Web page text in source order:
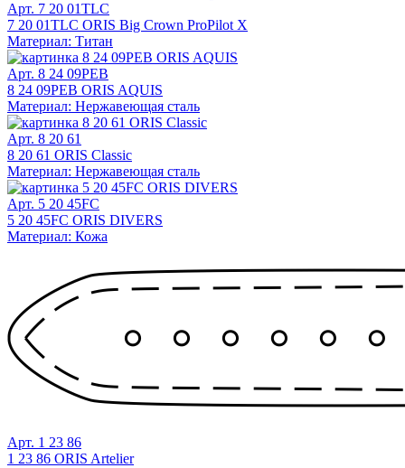
Арт. 7 20 01TLC
7 20 01TLC ORIS Big Crown ProPilot X
Материал: Титан
Арт. 8 24 09PEB
8 24 09PEB ORIS AQUIS
Материал: Нержавеющая сталь
Арт. 8 20 61
8 20 61 ORIS Classic
Материал: Нержавеющая сталь
Арт. 5 20 45FC
5 20 45FC ORIS DIVERS
Материал: Кожа
Арт. 1 23 86
1 23 86 ORIS Artelier